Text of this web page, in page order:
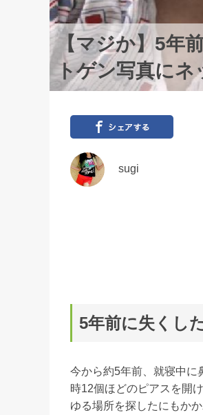
【マジか】5年
トゲン写真にネ
sugi
5年前に失くし
今から約5年前、就寝中に
時12個ほどのピアスを開
ゆる場所を探したにもか